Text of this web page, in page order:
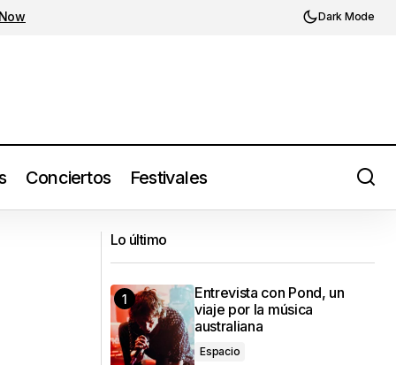
Dark Mode
Conciertos Festivales
Auditorio Telmex
Lo último
Entrevista con Pond, un
viaje por la música
australiana
Espacio